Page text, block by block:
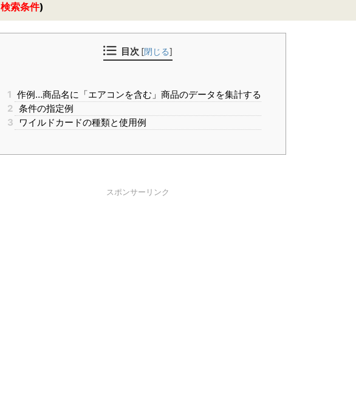
検索条件)
目次 [閉じる]
1 作例…商品名に「エアコンを含む」商品のデータを集計する
2 条件の指定例
3
ワイルドカードの種類と使用例
スポンサーリンク